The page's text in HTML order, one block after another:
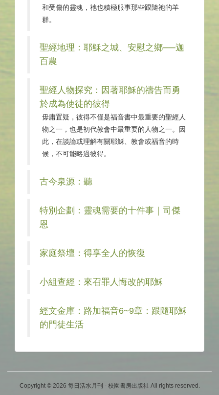
和受傷的靈魂，祂也積極服事那些跟隨祂的羊
群。
聖經地理：耶穌之城、安慰之鄉──迦
百農
聖經人物探究：因著耶穌的禱告而勇
於成為使徒的彼得
毋庸置疑，彼得不僅是福音書中最重要的聖經人
物之一，也是初代教會中最重要的人物之一。因
此，在談論或理解有關耶穌、教會或福音的時
候，不可能略過彼得。
古今泉源：聽
特別企劃：靈魂需要的十件事｜司傑
恩
家庭祭壇：得享全人的恢復
小組查經：來召罪人悔改的耶穌
經文金庫：路加福音6~9章：跟隨耶穌
的門徒生活
Copyright © 2026 每日活水月刊 - 校園書房出版社 All rights reserved.